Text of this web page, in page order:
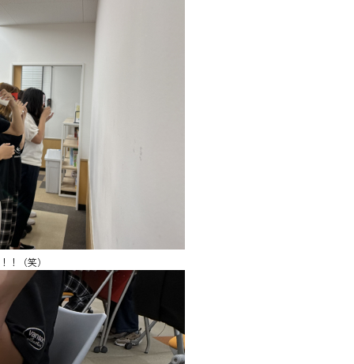
！（笑）